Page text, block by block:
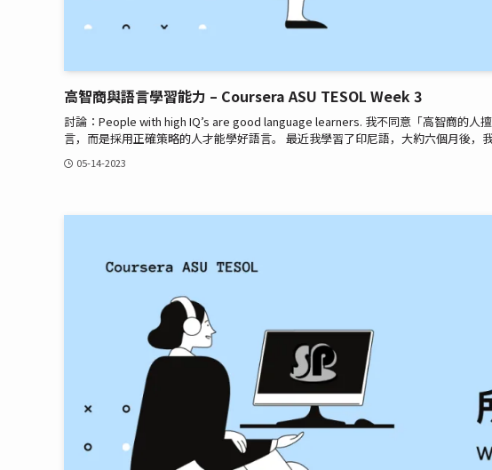
高智商與語言學習能力 – Coursera ASU TESOL Week 3
討論：People with high IQ’s are good language learners. 我不同意「高智商的人
言，而是採用正確策略的人才能學好語言。 最近我學習了印尼語，大約六個月後，
05-14-2023